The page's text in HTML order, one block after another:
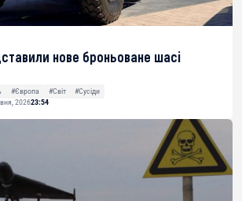
нове броньоване шасі
#Європа #Світ
#Сусіди
202623:54